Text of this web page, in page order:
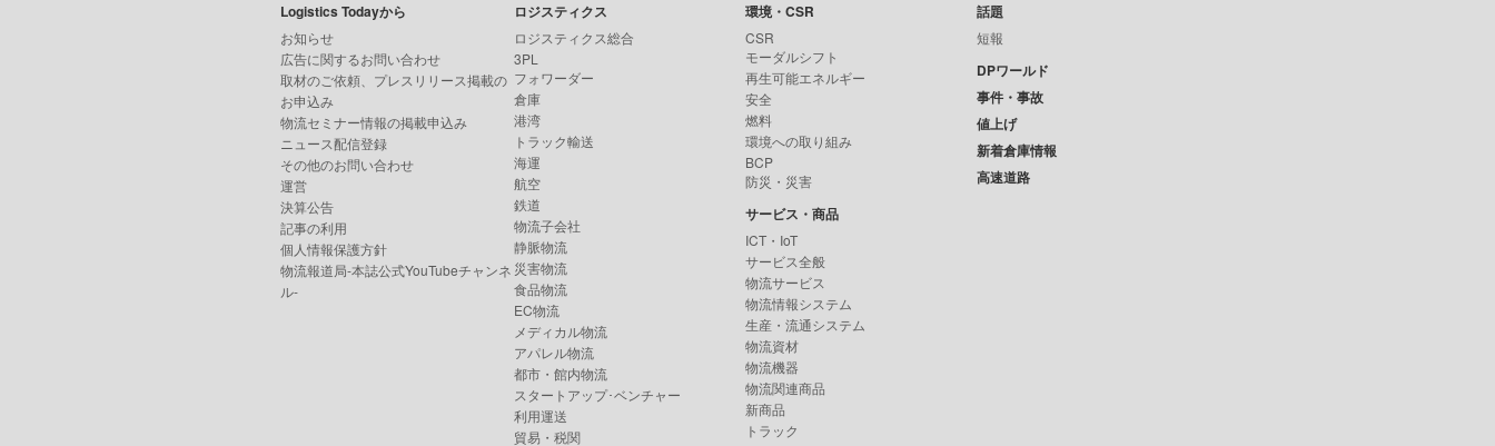
Logistics Todayから
お知らせ
広告に関するお問い合わせ
取材のご依頼、プレスリリース掲載の
お申込み
物流セミナー情報の掲載申込み
ニュース配信登録
その他のお問い合わせ
運営
決算公告
記事の利用
個人情報保護方針
物流報道局-本誌公式YouTubeチャンネ
ル-
ロジスティクス
ロジスティクス総合
3PL
フォワーダー
倉庫
港湾
トラック輸送
海運
航空
鉄道
物流子会社
静脈物流
災害物流
食品物流
EC物流
メディカル物流
アパレル物流
都市・館内物流
スタートアップ･ベンチャー
利用運送
貿易・税関
環境・CSR
CSR
モーダルシフト
再生可能エネルギー
安全
燃料
環境への取り組み
BCP
防災・災害
サービス・商品
ICT・IoT
サービス全般
物流サービス
物流情報システム
生産・流通システム
物流資材
物流機器
物流関連商品
新商品
トラック
話題
短報
DPワールド
事件・事故
値上げ
新着倉庫情報
高速道路